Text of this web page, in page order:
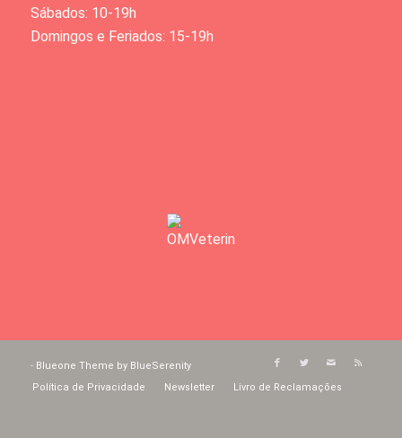
Sábados: 10-19h
Domingos e Feriados: 15-19h
- Blueone Theme by BlueSerenity
Política de Privacidade
Newsletter Livro de Reclamações